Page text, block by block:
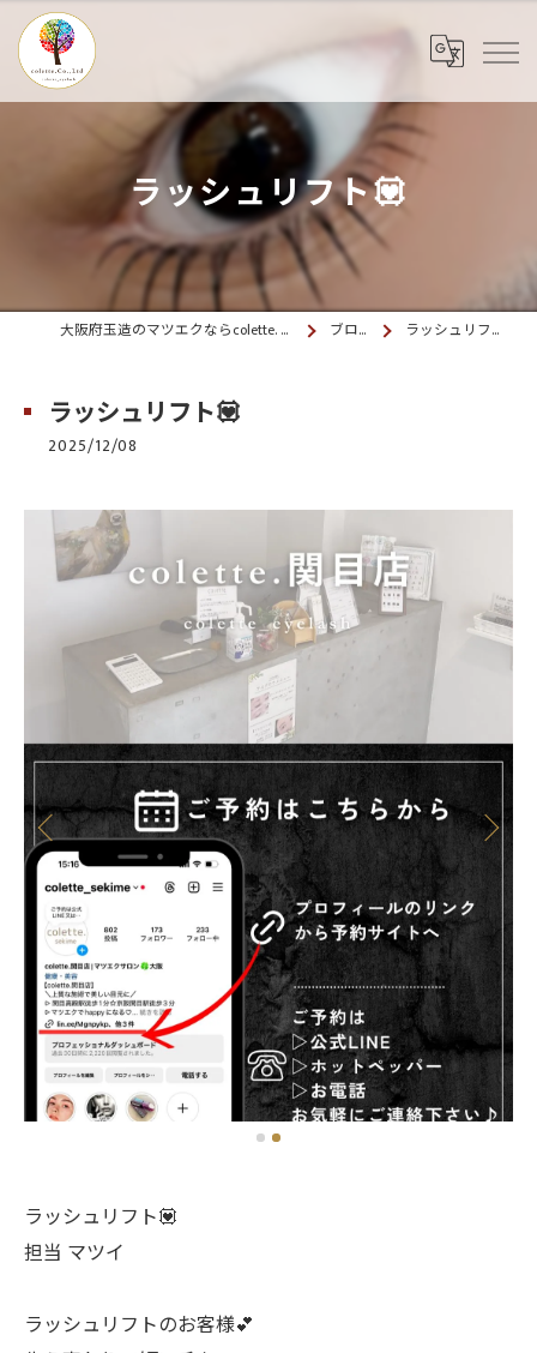
ラッシュリフト💟
大阪府玉造のマツエクならcolette. 玉造 ブログ ラッシュリフト💟
ラッシュリフト💟
2025/12/08
ラッシュリフト💟
担当 マツイ
ラッシュリフトのお客様💕